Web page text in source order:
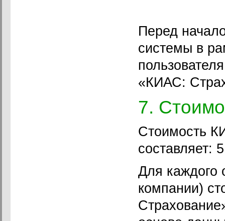
Перед
системы в
«КИАС:
7.
Стоимость
составляет:
Для каждого
компании)